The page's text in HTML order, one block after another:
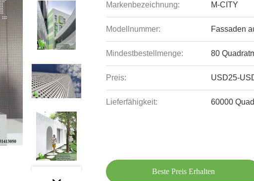
Markenbezeichnung: M-CITY
Modellnummer: Fassaden
Mindestbestellmenge: 80
Preis: USD25-
Lieferfähigkeit: 60000
Beste Preis Erhalten